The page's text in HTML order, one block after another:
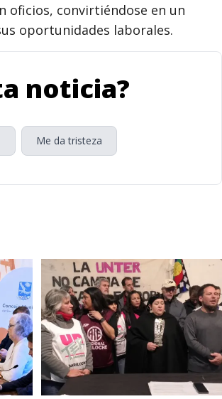
oficios, convirtiéndose en un
oportunidades laborales.
noticia?
Me da tristeza